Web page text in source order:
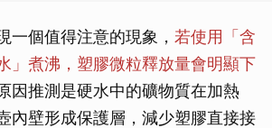
一個值得注意的現象， 若使用「含
」煮沸，塑膠微粒釋放量會明顯下
因推測是硬水中的礦物質在加熱
內壁形成保護層，減少塑膠直接接